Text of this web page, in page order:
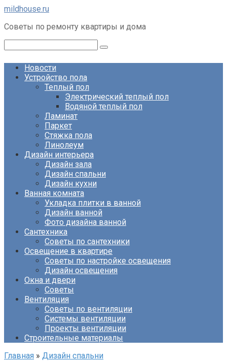
Перейти
контенту
mildhouse.ru
Советы по ремонту квартиры и дома
Новости
Устройство пола
Теплый пол
Электрический теплый пол
Водяной теплый пол
Ламинат
Паркет
Стяжка пола
Линолеум
Дизайн интерьера
Дизайн зала
Дизайн спальни
Дизайн кухни
Ванная комната
Укладка плитки в ванной
Дизайн ванной
Фото дизайна ванной
Сантехника
Советы по сантехники
Освещение в квартире
Советы по настройке освещения
Дизайн освещения
Окна и двери
Советы
Вентиляция
Советы по вентиляции
Системы вентиляции
Проекты вентиляции
Строительные материалы
Главная » Дизайн спальни